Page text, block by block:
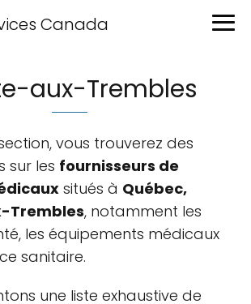
Canada
aux-Trembles
vous trouverez des
sur les fournisseurs de
situés à Québec,
Trembles, notamment les
les équipements médicaux
sanitaire.
une liste exhaustive de